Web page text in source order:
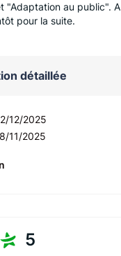
"Adaptation au public". A
pour la suite.
détaillée
12/2025
11/2025
5